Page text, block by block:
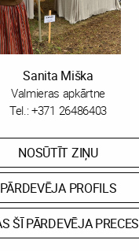
Sanita Miška
Valmieras apkārtne
Tel.:+371 26486403
NOSŪTĪT ZIŅU
PĀRDEVĒJA PROFILS
ŠĪ PĀRDEVĒJA PRECES